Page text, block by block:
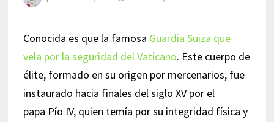
Conocida es que la famosa Guardia Suiza que
vela por la seguridad del Vaticano. Este cuerpo de
élite, formado en su origen por mercenarios, fue
instaurado hacia finales del siglo XV por el
papa Pío IV, quien temía por su integridad física y